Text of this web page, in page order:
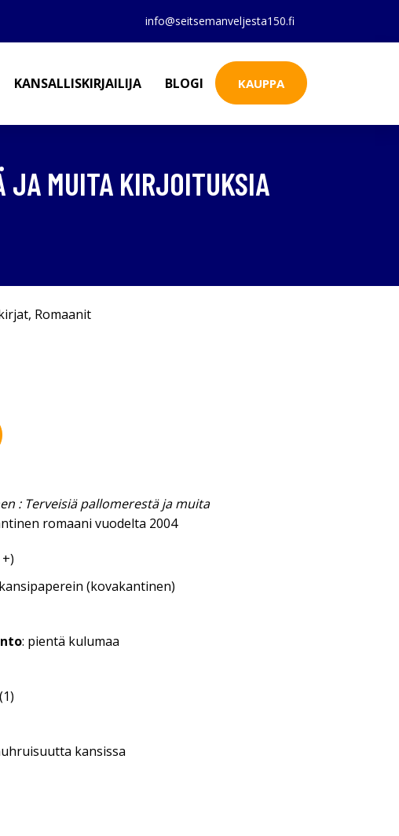
info@seitsemanveljesta150.fi
KANSALLISKIRJAILIJA BLOGI KAUPPA
JA MUITA KIRJOITUKSIA
, Romaanit
: Terveisiä pallomerestä ja muita
romaani vuodelta 2004
(kovakantinen)
: pientä kulumaa
kansissa